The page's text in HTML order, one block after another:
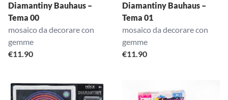
Diamantiny Bauhaus –
Tema 00
mosaico da decorare con
gemme
€11.90
Diamantiny Bauhaus –
Tema 01
mosaico da decorare con
gemme
€11.90